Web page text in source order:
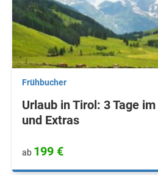
Frühbucher
Urlaub in Tirol: 3 Tage
und Extras
ab 199 €